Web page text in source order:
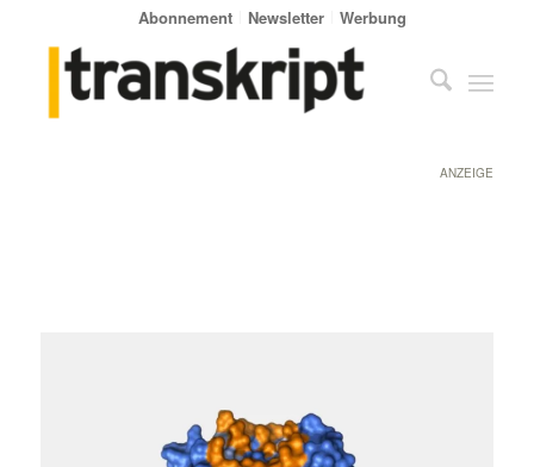
Abonnement Newsletter Werbung
ANZEIGE